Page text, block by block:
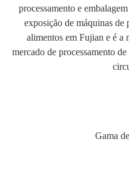
processamento e
exposição de máquinas de
alimentos em Fujian e é a
mercado de processamento
Gama